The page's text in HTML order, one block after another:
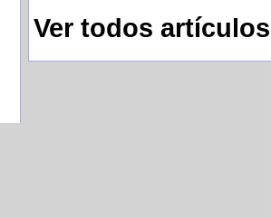
Ver todos